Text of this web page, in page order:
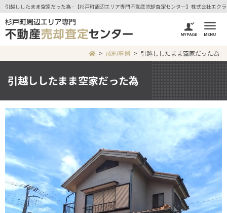
引越ししたまま空家だった為 - 【杉戸町周辺エリア専門不動産売却査定センター】株式会社エク
成約事例 引越ししたまま空家だった為
引越ししたまま空家だった為